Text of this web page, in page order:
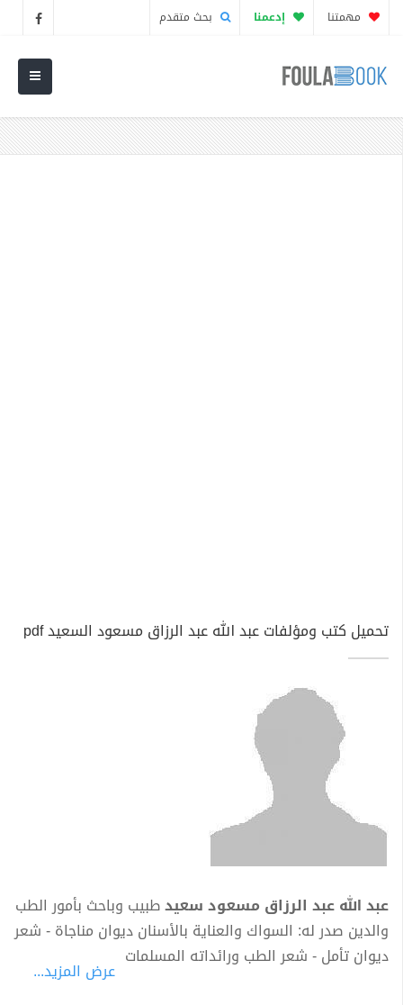
مهمتنا إدعمنا بحث متقدم
تحميل كتب ومؤلفات عبد الله عبد الرزاق مسعود السعيد pdf
عبد الله عبد الرزاق مسعود سعيدطبيب وباحث بأمور الطب
والدين صدر له: السواك والعناية بالأسنان ديوان مناجاة - شعر
ديوان تأمل - شعر الطب ورائداته المسلمات
عرض المزيد...